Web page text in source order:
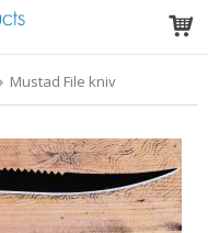
Mustad File kniv